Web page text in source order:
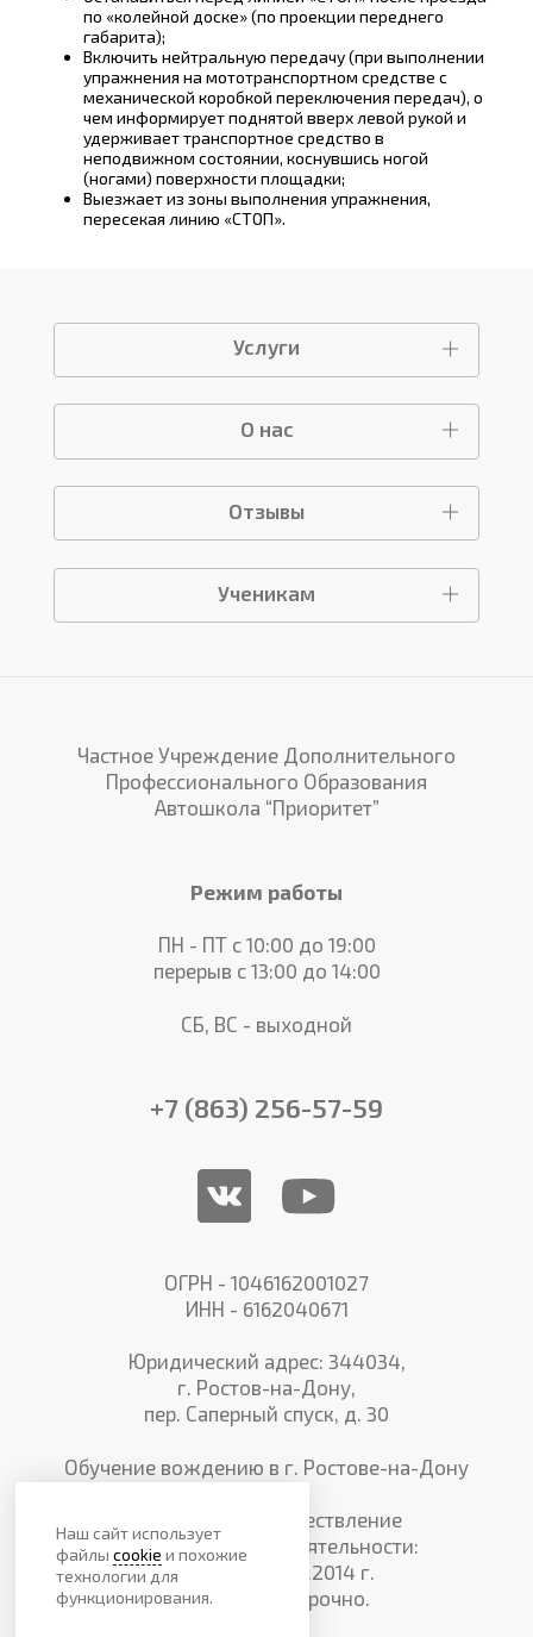
по «колейной доске» (по проекции переднего
габарита);
Включить нейтральную передачу (при выполнении
упражнения на мототранспортном средстве с
механической коробкой переключения передач), о
чем информирует поднятой вверх левой рукой и
удерживает транспортное средство в
неподвижном состоянии, коснувшись ногой
(ногами) поверхности площадки;
Выезжает из зоны выполнения упражнения,
пересекая линию «СТОП».
Услуги
О нас
Отзывы
Ученикам
Частное Учреждение Дополнительного
Профессионального Образования
Автошкола “Приоритет”
Режим работы
ПН - ПТ с 10:00 до 19:00
перерыв с 13:00 до 14:00
СБ, ВС - выходной
+7 (863) 256-57-59
ОГРН - 1046162001027
ИНН - 6162040671
Юридический адрес: 344034,
г. Ростов-на-Дону,
пер. Саперный спуск, д. 30
Обучение вождению в г. Ростове-на-Дону
Лицензия на осуществление
образовательной деятельности:
№3930 от 28.05.2014 г.
Действует бессрочно.
Наш сайт использует
файлыcookie и похожие
технологии для
функционирования.